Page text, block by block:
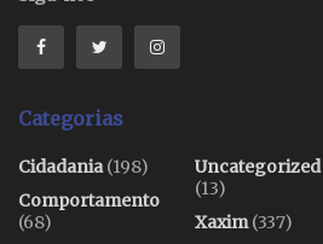
Categorias
Cidadania(198)
Comportamento
(68)
Uncategorized
(13)
Xaxim(337)